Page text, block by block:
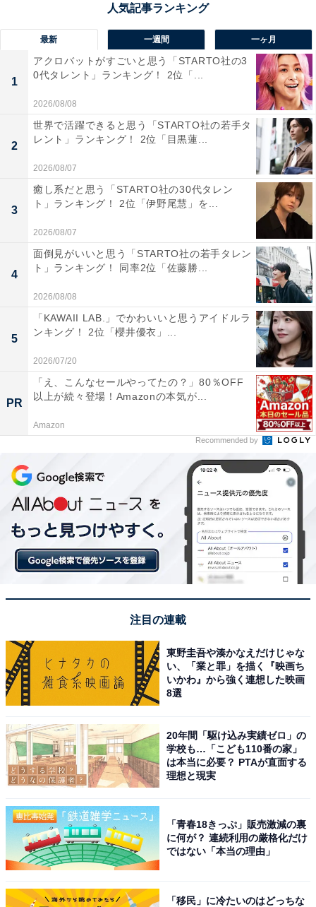
回答者からは「外郎はなかなか食べる機会がないから名
性／神奈川県）、「もちっとしているところが好き」
（40代女性／埼玉県）、「名古屋のういろうとも違う山
口独自のなめらかさがおいしいから」（30代女性／広島
県）といった声が集まりました。
1位：ふぐ煎餅（井上商店）／76票
1位に輝いたのは、井上商店の「ふぐ煎餅」でした。山
口県・下関の代名詞ともいえるふぐの身を練り込み、香
ばしく焼き上げた薄焼きのせんべいです。ピリッとした
辛味や磯の香りが絶妙で、お茶請けとしてはもちろん、
お酒のおつまみとしても非常に優秀。1枚ずつ個包装さ
れているため、職場や親戚の集まりなどで配りやすい点
も、帰省時の手土産として選ばれる大きな理由となって
います。山口県らしさを手軽に、かつ存分に感じられる
定番ギフトです。
回答者からは「山口の名物ふぐを使った珍しい煎餅だか
ら」（30代女性／石川県）、「高級感のあるふぐを堪能
できそうなお土産だと思うからです」（30代女性／宮城
県）、「生のフグを買って帰るわけにいかないのでフグ
煎餅で、話のネタになるし煎餅なら高齢の両親にも受け
るから」（40代男性／岩手県）といった声が集まりまし
※回答者からのコメントは原文ママです
次ページ 10位までのランキング結果を見る
最新 一週間 一ヶ月
1
アクロバットがすごいと思う「STARTO社の3
0代タレント」ランキング！ 2位「...
2026/08/08
2
世界で活躍できると思う「STARTO社の若手タ
レント」ランキング！ 2位「目黒蓮...
2026/08/07
3
癒し系だと思う「STARTO社の30代タレン
ト」ランキング！ 2位「伊野尾慧」を...
2026/08/07
4
面倒見がいいと思う「STARTO社の若手タレン
ト」ランキング！ 同率2位「佐藤勝...
2026/08/08
5
「KAWAII LAB.」でかわいいと思うアイドルラ
ンキング！ 2位「櫻井優衣」...
2026/07/20
PR
「え、こんなセールやってたの？」80％OFF
以上が続々登場！Amazonの本気が...
Amazon
Recommended by
注目の連載
東野圭吾や湊かなえだけじゃな
い、「業と罪」を描く『映画ち
いかわ』から強く連想した映画
8選
20年間「駆け込み実績ゼロ」の
学校も…「こども110番の家」
は本当に必要？ PTAが直面する
理想と現実
「青春18きっぷ」販売激減の裏
に何が？ 連続利用の厳格化だけ
ではない「本当の理由」
「移民」に冷たいのはどっちな